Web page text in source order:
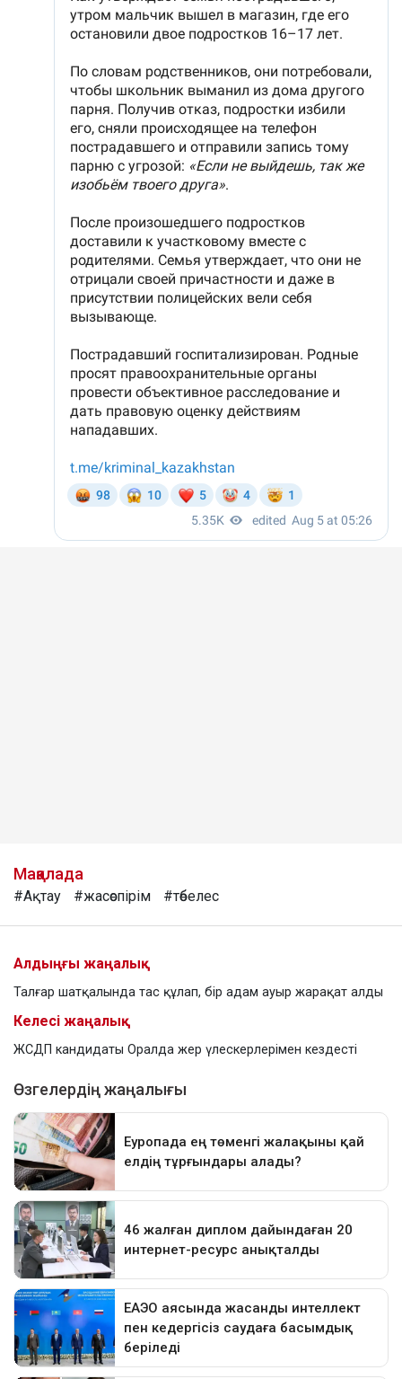
Мақалада
#Ақтау #жасөспірім #төбелес
Алдыңғы жаңалық
Талғар шатқалында тас құлап, бір адам ауыр жарақат алды
Келесі жаңалық
ЖСДП кандидаты Оралда жер үлескерлерімен кездесті